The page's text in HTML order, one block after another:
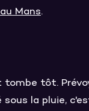
Mans.
tôt.
la pluie,